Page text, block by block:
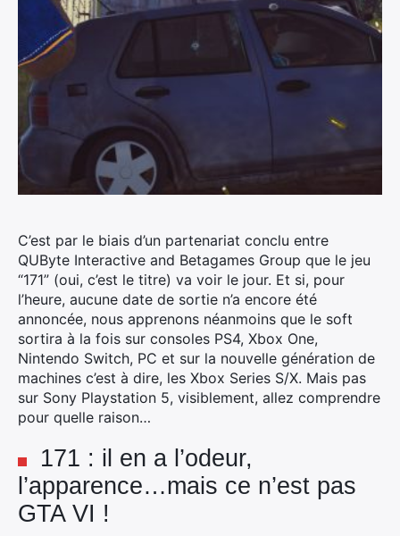
C’est par le biais d’un partenariat conclu entre
QUByte Interactive and Betagames Group que le jeu
“171” (oui, c’est le titre) va voir le jour. Et si, pour
l’heure, aucune date de sortie n’a encore été
annoncée, nous apprenons néanmoins que le soft
sortira à la fois sur consoles PS4, Xbox One,
Nintendo Switch, PC et sur la nouvelle génération de
machines c’est à dire, les Xbox Series S/X. Mais pas
sur Sony Playstation 5, visiblement, allez comprendre
pour quelle raison…
171 : il en a l’odeur,
l’apparence…mais ce n’est pas
GTA VI !